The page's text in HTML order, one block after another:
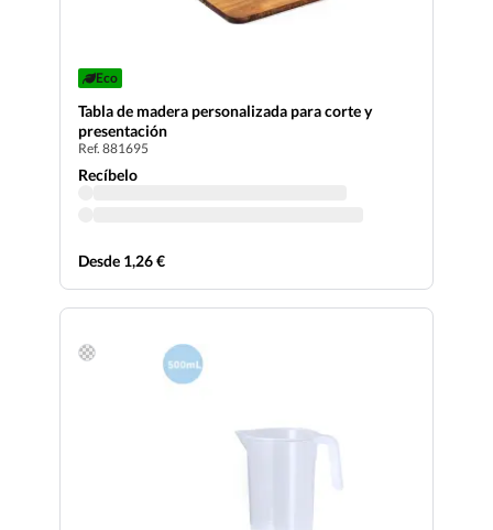
Eco
Tabla de madera personalizada para corte y
presentación
Ref. 881695
Recíbelo
Desde 1,26 €